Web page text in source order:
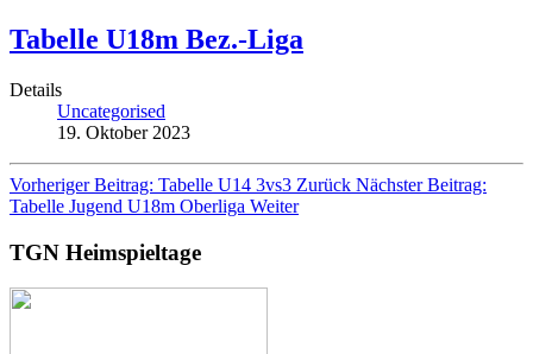
Tabelle U18m Bez.-Liga
Details
Uncategorised
19. Oktober 2023
Vorheriger Beitrag: Tabelle U14 3vs3 Zurück Nächster Beitrag:
Tabelle Jugend U18m Oberliga Weiter
TGN Heimspieltage